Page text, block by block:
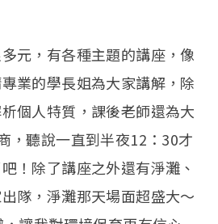
Open
元，有各種主題的講座，像
業的學長姐為大家講解，除
個人特質，課後老師還為大
，聽說一直到半夜12：30才
！除了講座之外還有淨灘、
隊，淨灘那天場面超盛大～